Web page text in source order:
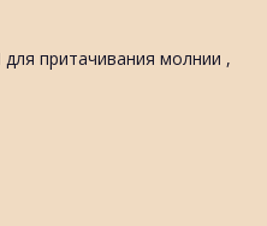
притачивания молнии ,